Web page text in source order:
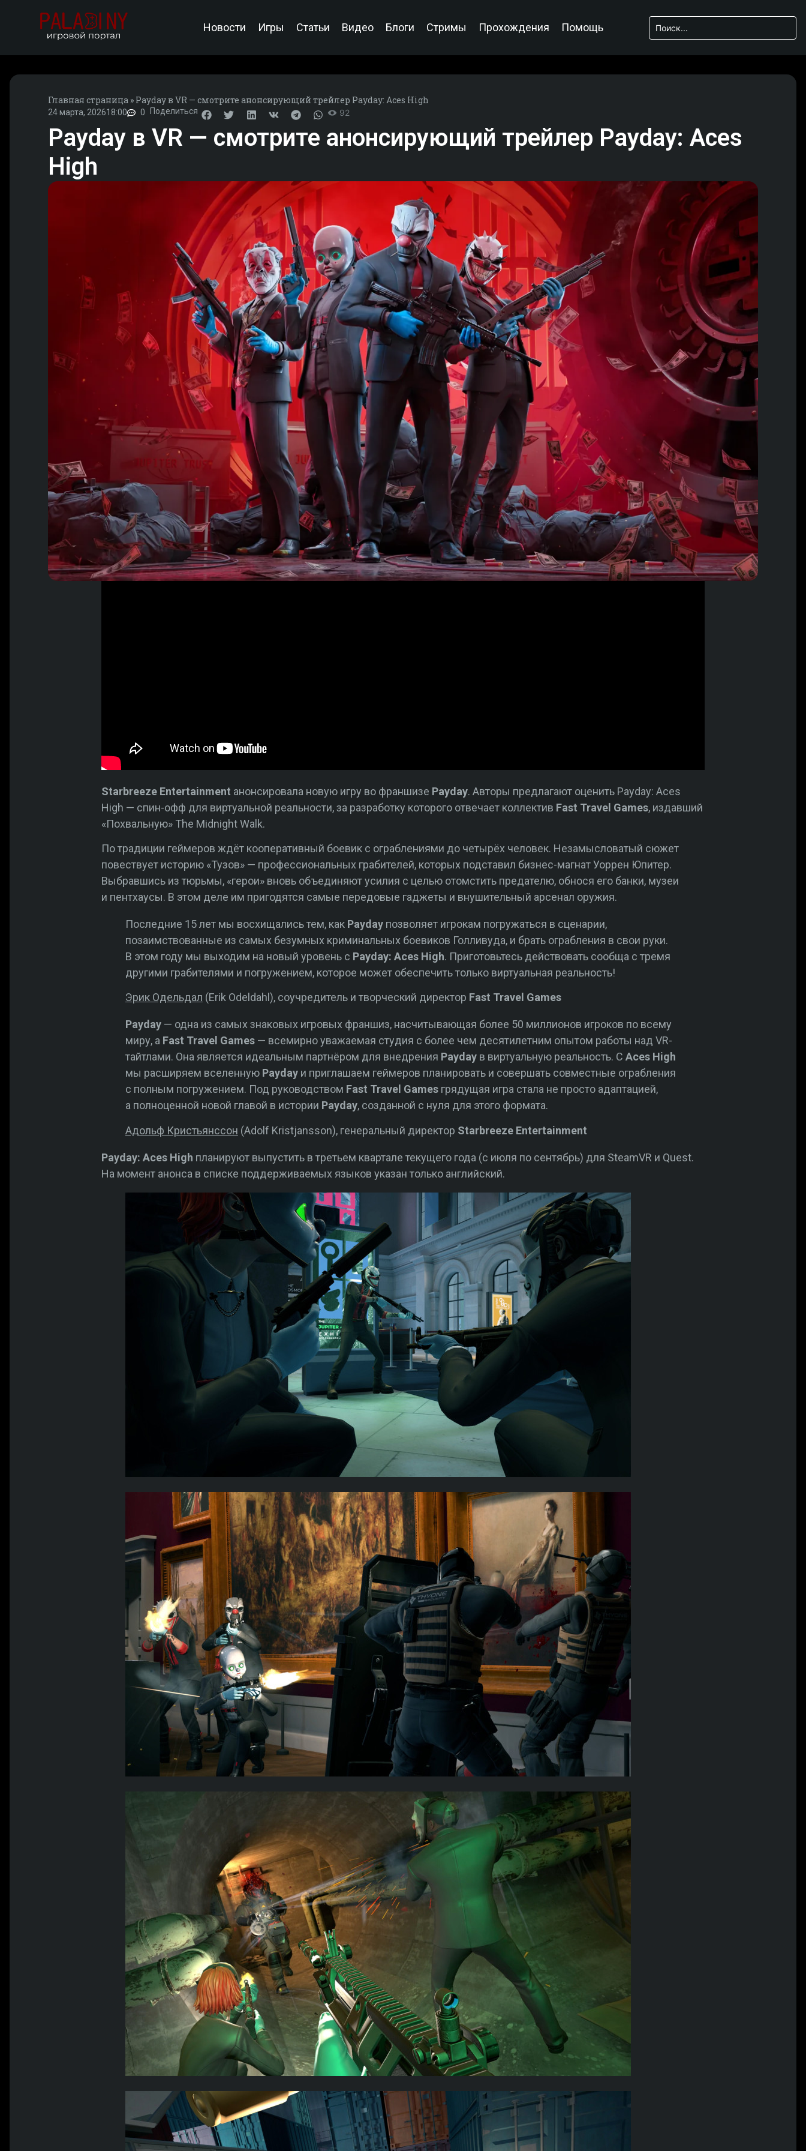
Новости Игры Статьи Видео Блоги Стримы Прохождения Помощь
Главная страница » Payday в VR — смотрите анонсирующий трейлер Payday: Aces High
24 марта, 202618:00 0 Поделиться 92
Payday в VR — смотрите анонсирующий трейлер Payday: Aces
High
Starbreeze Entertainment анонсировала новую игру во франшизе Payday. Авторы предлагают оценить Payday: Aces
High — спин-офф для виртуальной реальности, за разработку которого отвечает коллектив Fast Travel Games, издавший
«Похвальную» The Midnight Walk.
По традиции геймеров ждёт кооперативный боевик с ограблениями до четырёх человек. Незамысловатый сюжет
повествует историю «Тузов» — профессиональных грабителей, которых подставил бизнес-магнат Уоррен Юпитер.
Выбравшись из тюрьмы, «герои» вновь объединяют усилия с целью отомстить предателю, обнося его банки, музеи
и пентхаусы. В этом деле им пригодятся самые передовые гаджеты и внушительный арсенал оружия.
Последние 15 лет мы восхищались тем, как Payday позволяет игрокам погружаться в сценарии,
позаимствованные из самых безумных криминальных боевиков Голливуда, и брать ограбления в свои руки.
В этом году мы выходим на новый уровень с Payday: Aces High. Приготовьтесь действовать сообща с тремя
другими грабителями и погружением, которое может обеспечить только виртуальная реальность!
Эрик Одельдал (Erik Odeldahl), соучредитель и творческий директор Fast Travel Games
Payday — одна из самых знаковых игровых франшиз, насчитывающая более 50 миллионов игроков по всему
миру, а Fast Travel Games — всемирно уважаемая студия с более чем десятилетним опытом работы над VR-
тайтлами. Она является идеальным партнёром для внедрения Payday в виртуальную реальность. С Aces High
мы расширяем вселенную Payday и приглашаем геймеров планировать и совершать совместные ограбления
с полным погружением. Под руководством Fast Travel Gamesгрядущая игра стала не просто адаптацией,
а полноценной новой главой в истории Payday, созданной с нуля для этого формата.
Адольф Кристьянссон (Adolf Kristjansson), генеральный директор Starbreeze Entertainment
Payday: Aces High планируют выпустить в третьем квартале текущего года (с июля по сентябрь) для SteamVR и Quest.
На момент анонса в списке поддерживаемых языков указан только английский.